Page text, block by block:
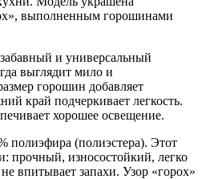
выполненным горошинами
и универсальный
выглядит мило и
горошин добавляет
край подчеркивает легкость.
хорошее освещение.
полиэфира (полиэстера). Этот
прочный, износостойкий, легко
впитывает запахи. Узор «горох»